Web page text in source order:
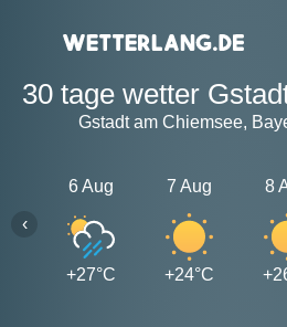
30 tage wetter
Gstadt am Chiemsee,
6 Aug
+27°C
7 Aug
+24°C
8
‹